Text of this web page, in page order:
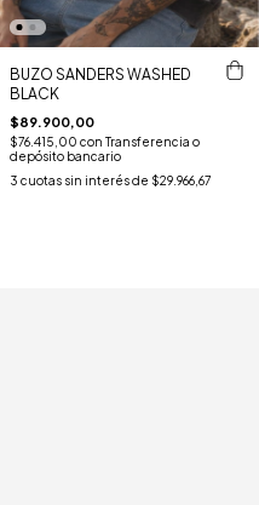
BUZO SANDERS WASHED
BLACK
$89.900,00
$76.415,00 con Transferencia o
depósito bancario
3 cuotas sin interés de $29.966,67